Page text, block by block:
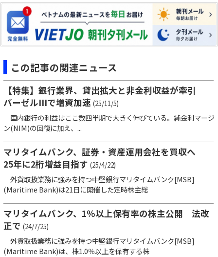
この記事の関連ニュース
【特集】銀行業界、貸出拡大と非金利収益が牽引
バーゼルIIIで増資加速 (25/11/5)
国内銀行の利益はここ数四半期で大きく伸びている。純金利マージ
ン(NIM)の回復に加え、...
マリタイムバンク、証券・資産運用会社を買収へ
25年に2桁増益目指す (25/4/22)
外貨取扱業務に強みを持つ中堅銀行マリタイムバンク[MSB]
(Maritime Bank)は21日に開催した定時株主総
マリタイムバンク、1％以上保有率の株主公開 法改
正で (24/7/25)
外貨取扱業務に強みを持つ中堅銀行マリタイムバンク[MSB]
(Maritime Bank)は、株1.0％以上を保有する株